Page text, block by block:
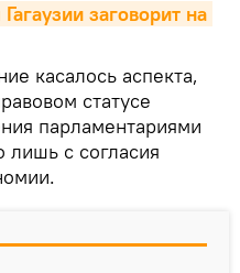
заговорит на
касалось аспекта,
статусе
парламентариями
с согласия